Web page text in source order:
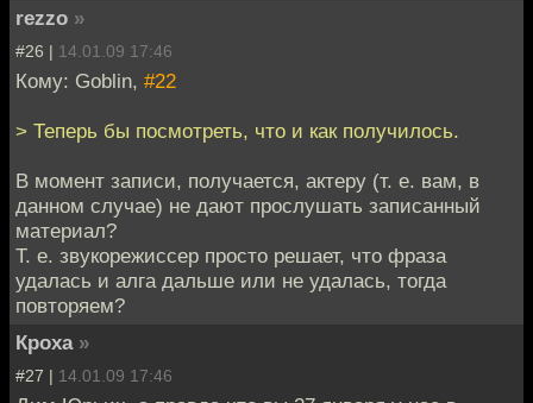
rezzo »
#26 | 14.01.09 17:46
Кому: Goblin, #22
> Теперь бы посмотреть, что и как получилось.
В момент записи, получается, актеру (т. е. вам, в
данном случае) не дают прослушать записанный
материал?
Т. е. звукорежиссер просто решает, что фраза
удалась и алга дальше или не удалась, тогда
повторяем?
Кроха »
#27 | 14.01.09 17:46